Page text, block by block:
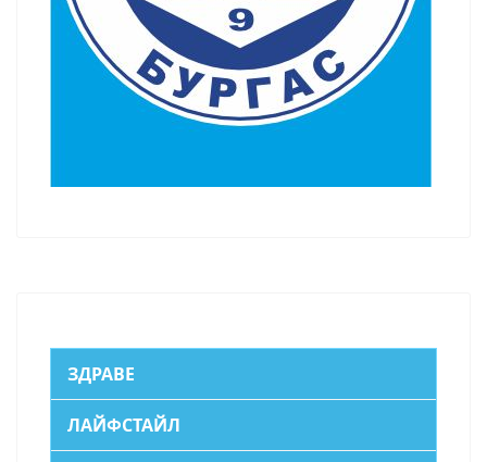
ЗДРАВЕ
ЛАЙФСТАЙЛ